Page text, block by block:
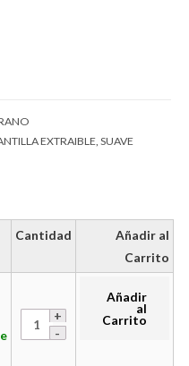
EXTRAIBLE SUAVE
Cantidad
Añadir al
Carrito
Añadir
al
Carrito